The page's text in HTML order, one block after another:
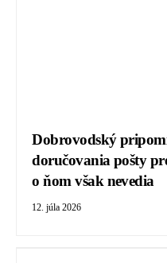
Dobrovodský
doručovania pošty
o ňom však nevedia
12. júla 2026